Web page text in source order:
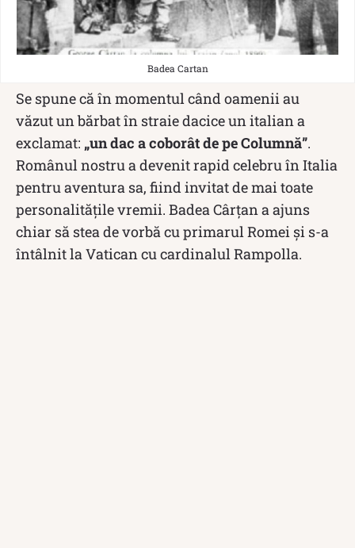
Badea Cartan
Se spune că în momentul când oamenii au
văzut un bărbat în straie dacice un italian a
exclamat: „un dac a coborât de pe Columnă”.
Românul nostru a devenit rapid celebru în Italia
pentru aventura sa, fiind invitat de mai toate
personalitățile vremii. Badea Cârțan a ajuns
chiar să stea de vorbă cu primarul Romei și s-a
întâlnit la Vatican cu cardinalul Rampolla.